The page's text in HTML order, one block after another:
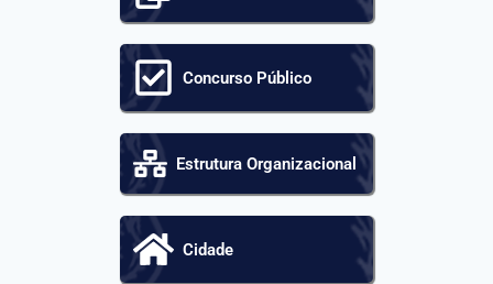
Concurso Público
Estrutura Organizacional
Cidade